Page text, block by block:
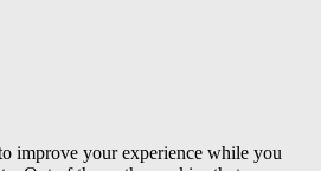
improve your experience while you